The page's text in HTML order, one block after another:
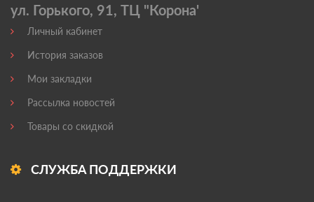
ул. Горького, 91, ТЦ "Корона'
Личный кабинет
История заказов
Мои закладки
Рассылка новостей
Товары со скидкой
СЛУЖБА ПОДДЕРЖКИ